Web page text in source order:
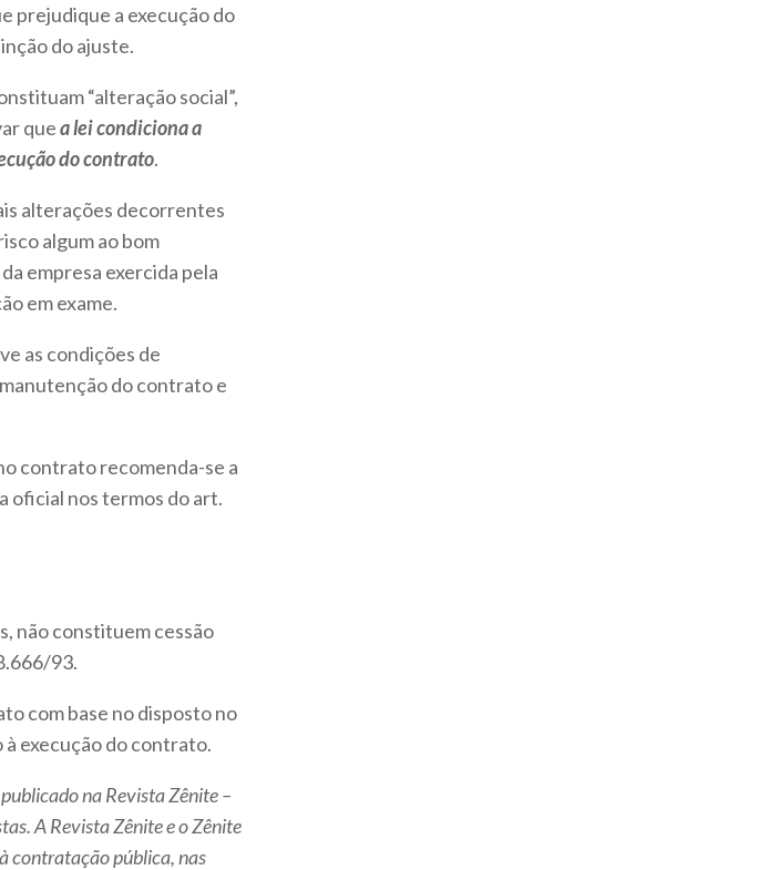
prejudique a execução do
do ajuste.
“alteração social”,
quea lei condiciona a
do contrato.
alterações decorrentes
algum ao bom
empresa exercida pela
em exame.
as condições de
do contrato e
contrato recomenda-se a
oficial nos termos do art.
não constituem cessão
93.
com base no disposto no
à execução do contrato.
na Revista Zênite –
A Revista Zênite e o Zênite
contratação pública, nas